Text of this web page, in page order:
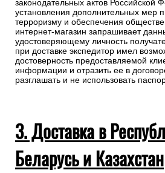
законодательных актов Российской
установления дополнительных мер
терроризму и обеспечения
интернет-магазин запрашивает
удостоверяющему личность
при доставке экспедитор имел
достоверность предоставляемой
информации и отразить ее в
разглашать и не использовать
3. Доставка в
Беларусь и Казахстан